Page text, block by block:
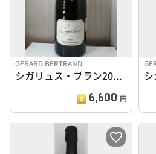
GERARD BERTRAND
シガリュス・ブラン2018 ビオロジック
6,600 円